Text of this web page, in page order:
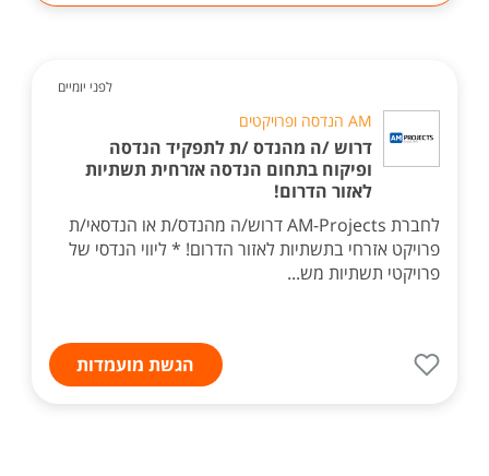
לפני יומיים
AM הנדסה ופרויקטים
דרוש /ה מהנדס /ת לתפקיד הנדסה
ופיקוח בתחום הנדסה אזרחית תשתיות
לאזור הדרום!
לחברת AM-Projects דרוש/ה מהנדס/ת או הנדסאי/ת
פרויקט אזרחי בתשתיות לאזור הדרום! * ליווי הנדסי של
פרויקטי תשתיות מש...
הגשת מועמדות